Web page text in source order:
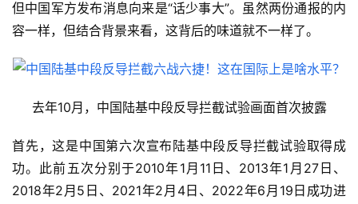
但中国军方发布消息向来是“话少事大”。虽然两份通报的内
容一样，但结合背景来看，这背后的味道就不一样了。
去年10月，中国陆基中段反导拦截试验画面首次披露
首先，这是中国第六次宣布陆基中段反导拦截试验取得成
功。此前五次分别于2010年1月11日、2013年1月27日、
2018年2月5日、2021年2月4日、2022年6月19日成功进